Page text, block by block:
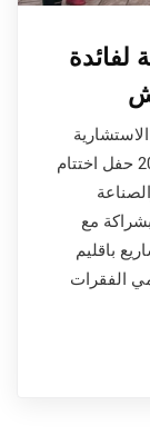
لفائدة
الاقليمية بالعرائش يوم الاربعاء 22 دجنبر 2021 حفل اختتام
مع
باقليم
الفقرات